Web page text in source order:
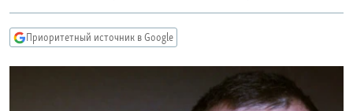
главной
навигации
Вернутся
КУЛЬТУРА
IDEL.РЕАЛИИ
Приоритетный источник в Google